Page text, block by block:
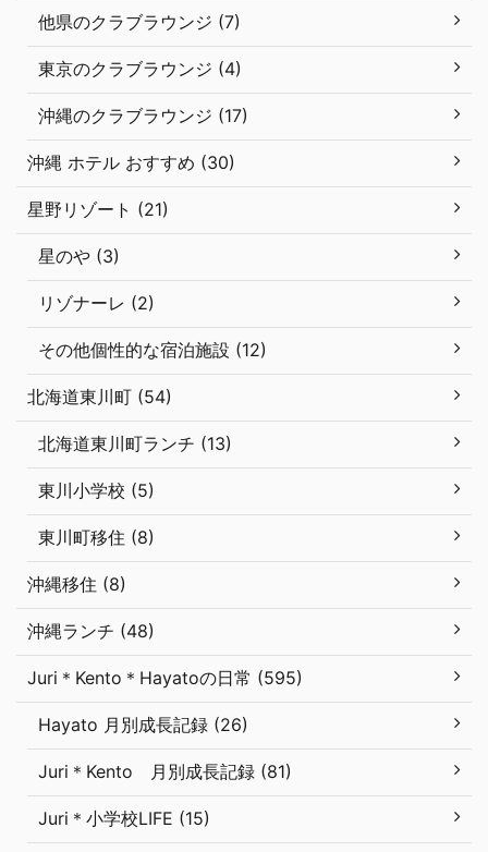
他県のクラブラウンジ (7)
東京のクラブラウンジ (4)
沖縄のクラブラウンジ (17)
沖縄 ホテル おすすめ (30)
星野リゾート (21)
星のや (3)
リゾナーレ (2)
その他個性的な宿泊施設 (12)
北海道東川町 (54)
北海道東川町ランチ (13)
東川小学校 (5)
東川町移住 (8)
沖縄移住 (8)
沖縄ランチ (48)
Juri＊Kento＊Hayatoの日常 (595)
Hayato 月別成長記録 (26)
Juri＊Kento 月別成長記録 (81)
Juri＊小学校LIFE (15)